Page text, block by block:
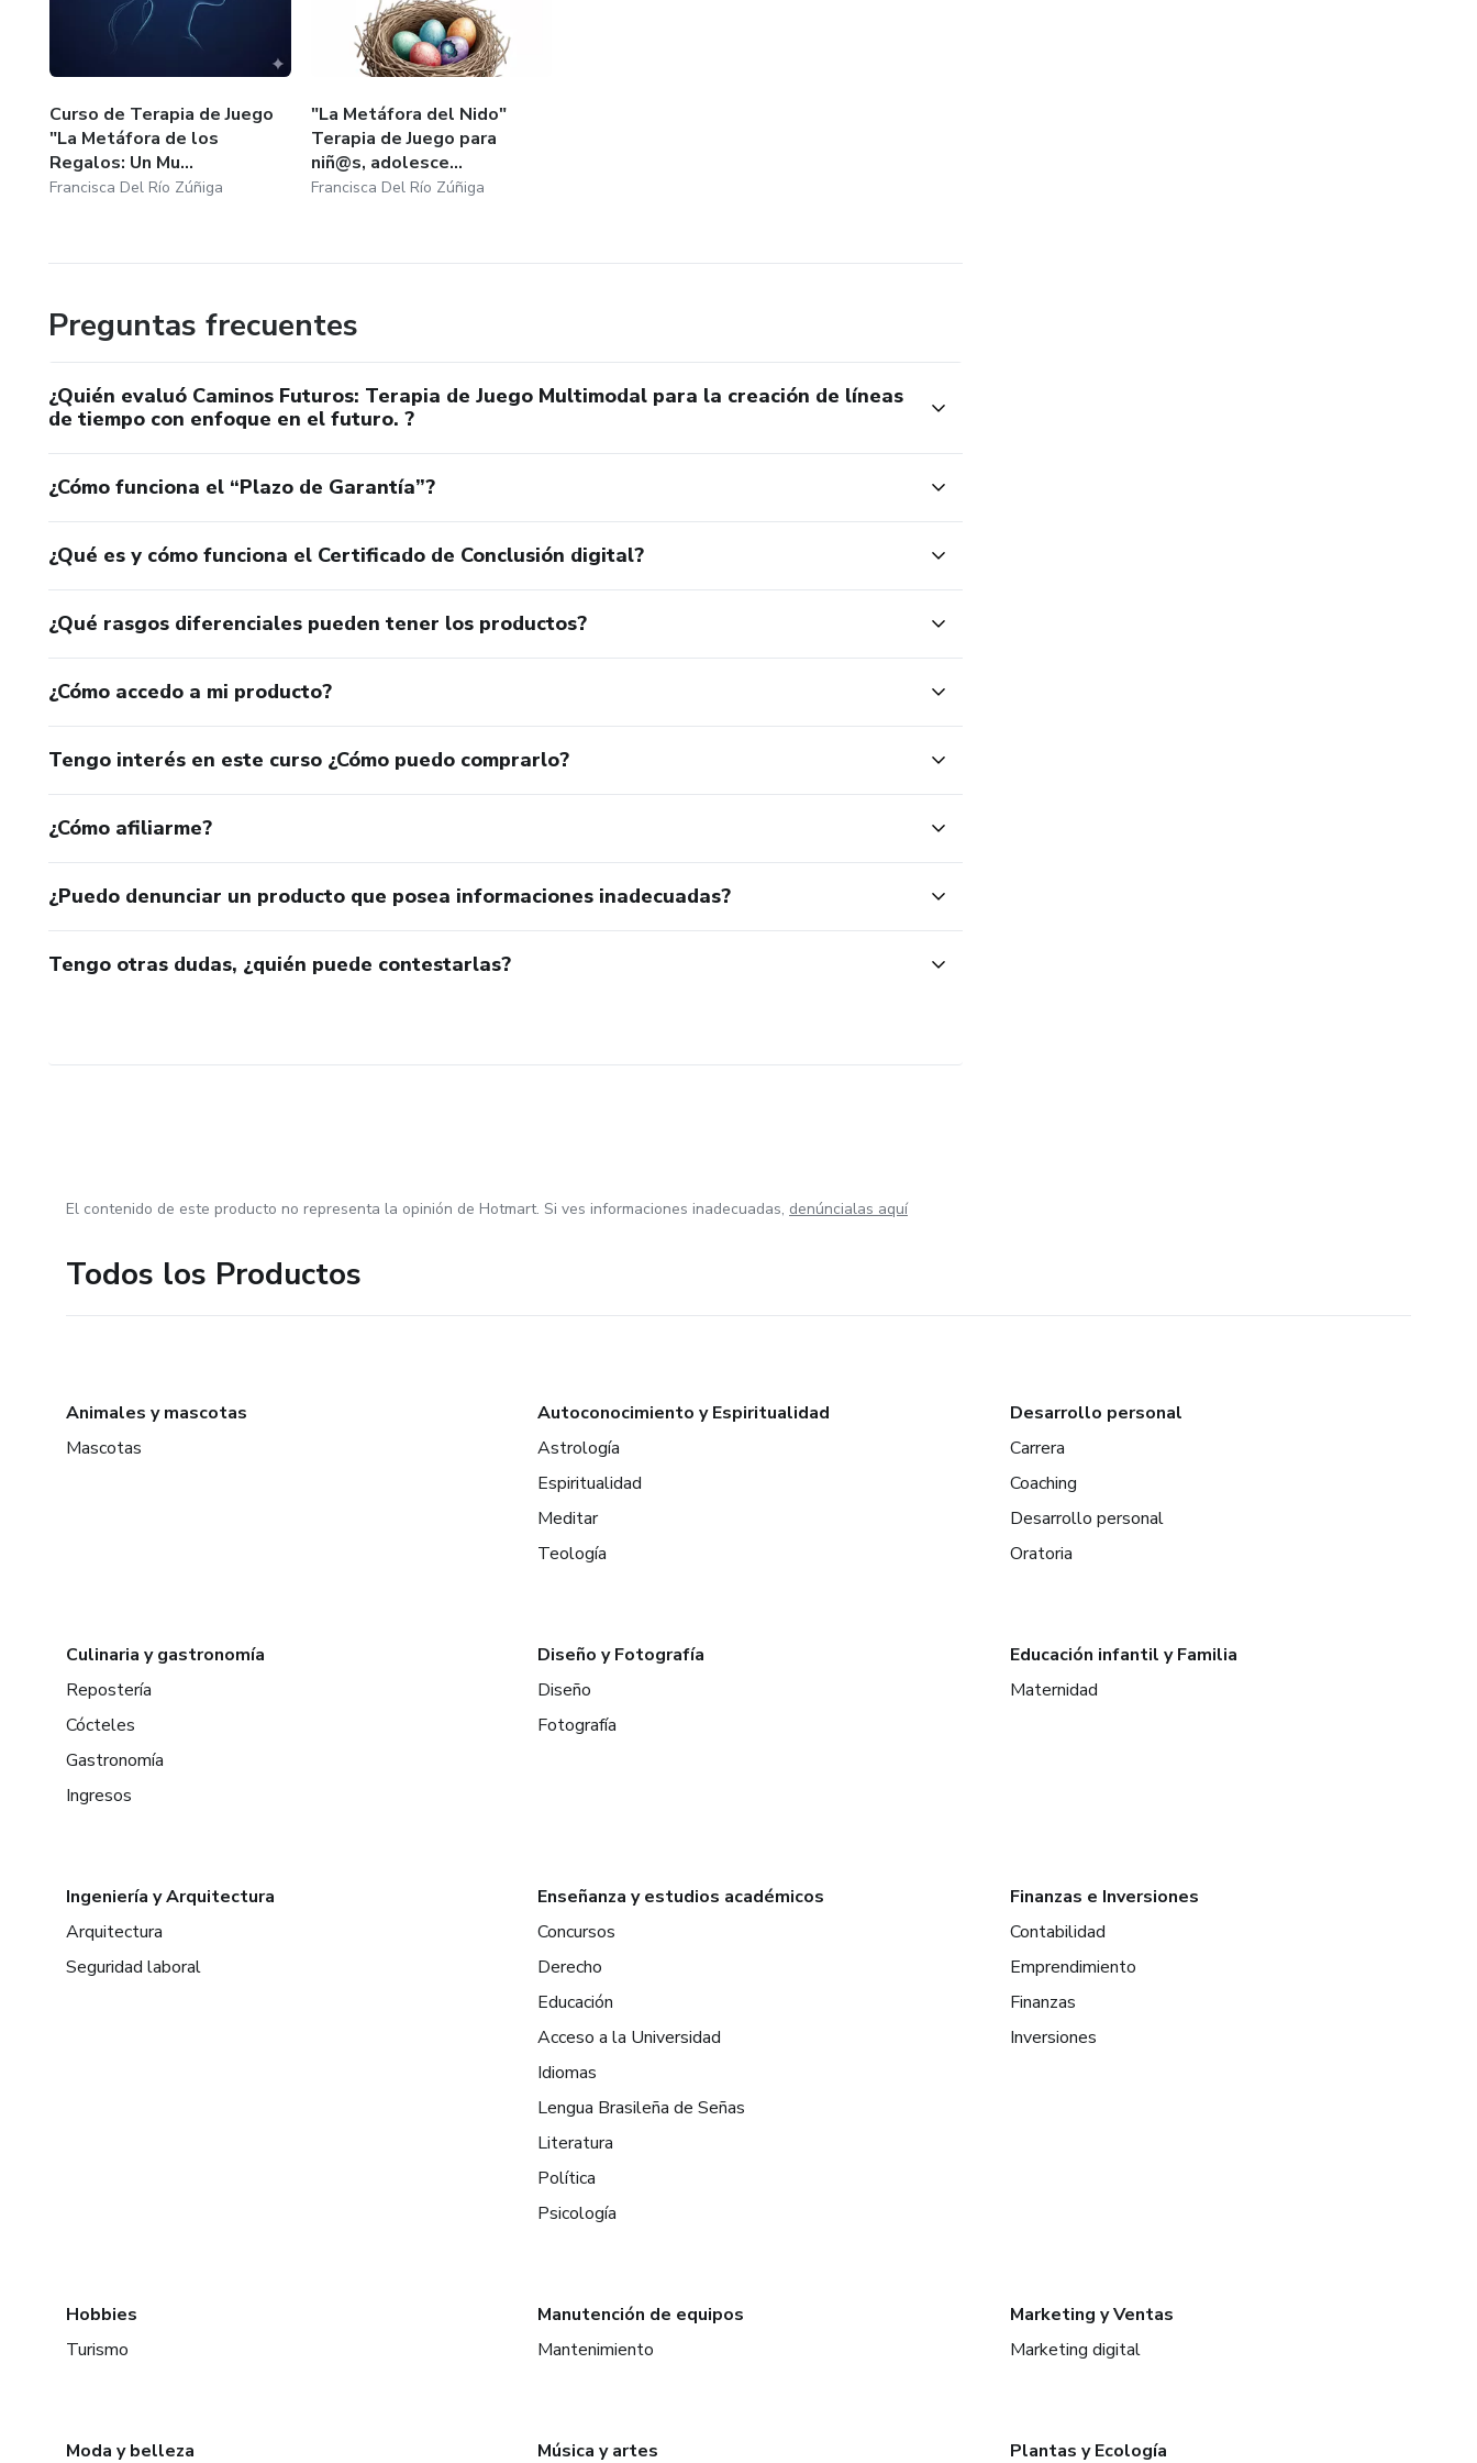
continuidad de la ampliación metafórica.
Curso de Terapia de Juego
"La Metáfora de los
Regalos: Un Mu...
Francisca Del Río Zúñiga
"La Metáfora del Nido"
Terapia de Juego para
niñ@s, adolesce...
Francisca Del Río Zúñiga
Preguntas frecuentes
¿Quién evaluó Caminos Futuros: Terapia de Juego Multimodal para la creación de líneas
de tiempo con enfoque en el futuro. ?
¿Cómo funciona el “Plazo de Garantía”?
¿Qué es y cómo funciona el Certificado de Conclusión digital?
¿Qué rasgos diferenciales pueden tener los productos?
¿Cómo accedo a mi producto?
Tengo interés en este curso ¿Cómo puedo comprarlo?
¿Cómo afiliarme?
¿Puedo denunciar un producto que posea informaciones inadecuadas?
Tengo otras dudas, ¿quién puede contestarlas?
El contenido de este producto no representa la opinión de Hotmart. Si ves informaciones inadecuadas, denúncialas aquí
Todos los Productos
Animales y mascotas
Mascotas
Autoconocimiento y Espiritualidad
Astrología
Espiritualidad
Meditar
Teología
Desarrollo personal
Carrera
Coaching
Desarrollo personal
Oratoria
Culinaria y gastronomía
Repostería
Cócteles
Gastronomía
Ingresos
Diseño y Fotografía
Diseño
Fotografía
Educación infantil y Familia
Maternidad
Ingeniería y Arquitectura
Arquitectura
Seguridad laboral
Enseñanza y estudios académicos
Concursos
Derecho
Educación
Acceso a la Universidad
Idiomas
Lengua Brasileña de Señas
Literatura
Política
Psicología
Finanzas e Inversiones
Contabilidad
Emprendimiento
Finanzas
Inversiones
Hobbies
Turismo
Manutención de equipos
Mantenimiento
Marketing y Ventas
Marketing digital
Moda y belleza Música y artes Plantas y Ecología